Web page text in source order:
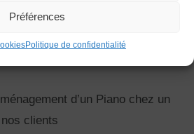
Préférences
Politique de confidentialité
d’un Piano chez un
clients